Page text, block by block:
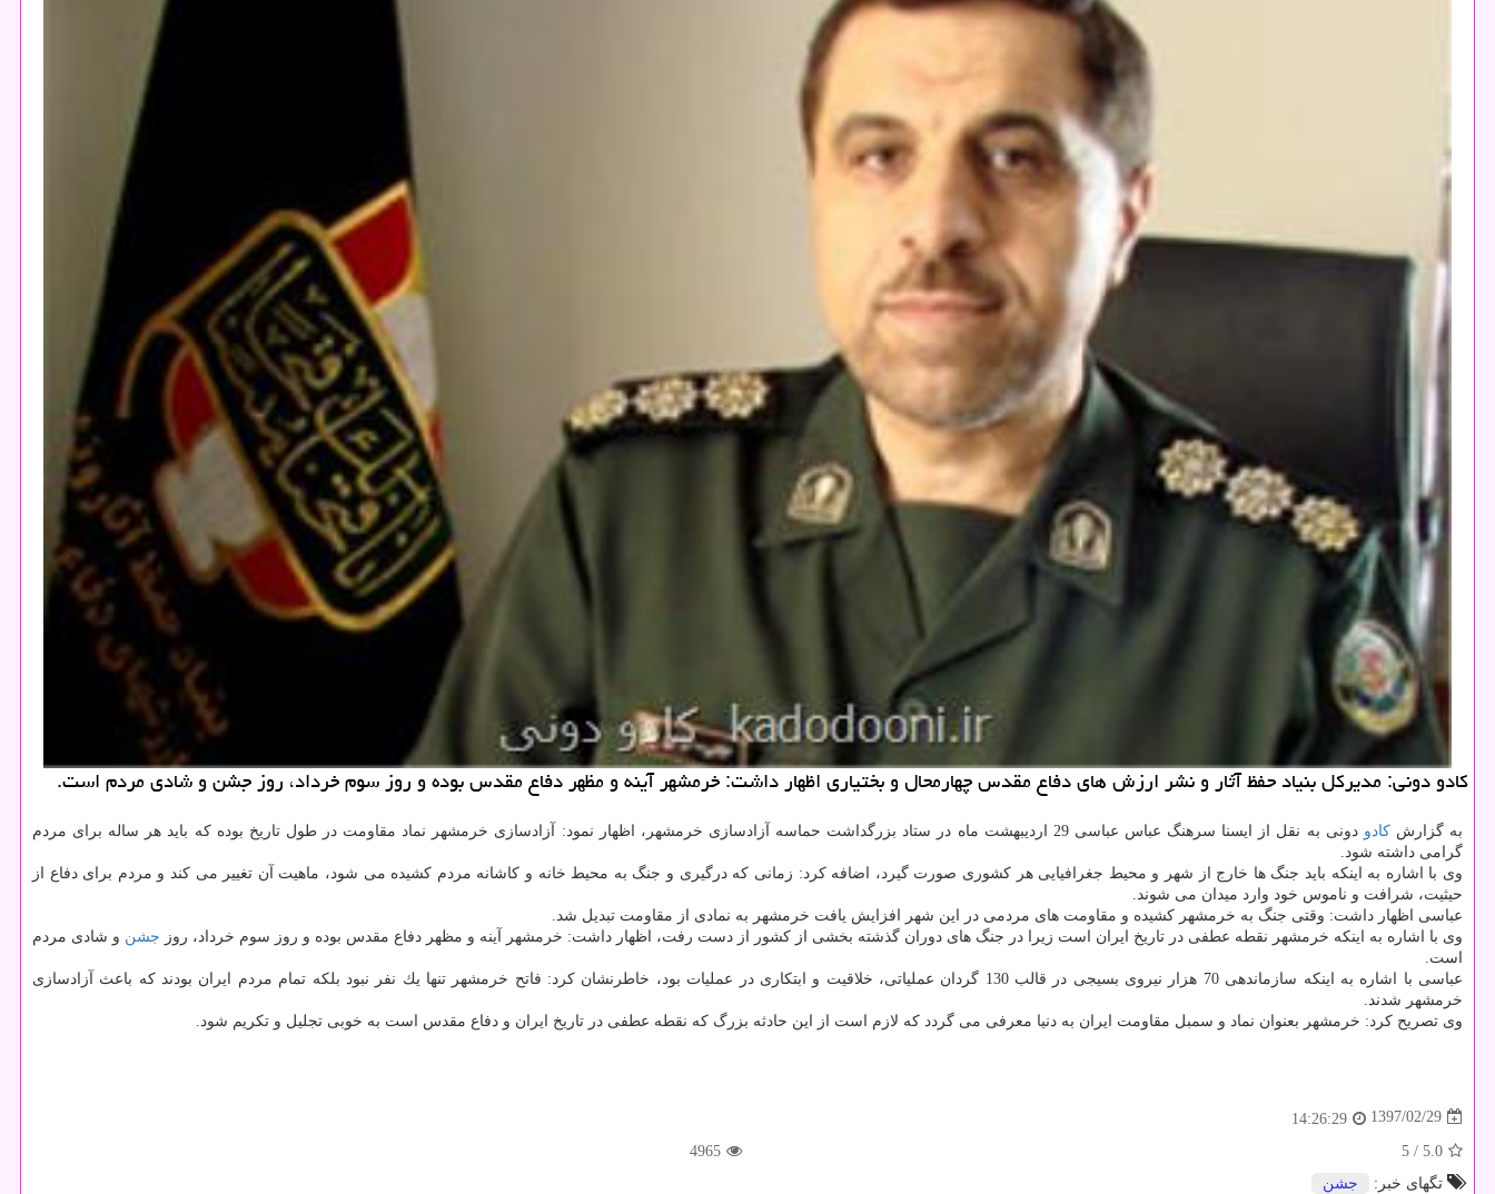
كادو دونی: مدیركل بنیاد حفظ آثار و نشر ارزش های دفاع مقدس چهارمحال و بختیاری اظهار داشت: خرمشهر آینه و مظهر دفاع مقدس بوده و روز سوم خرداد، روز جشن و شادی مردم است.
به گزارشكادو
دونی به نقل از ایسنا سرهنگ عباس عباسی 29 اردیبهشت ماه در ستاد بزرگداشت حماسه آزادسازی خرمشهر، اظهار نمود: آزادسازی خرمشهر نماد مقاومت در طول تاریخ بوده كه باید هر ساله برای مردم
گرامی داشته شود.
وی با اشاره به اینكه باید جنگ ها خارج از شهر و محیط جغرافیایی هر كشوری صورت گیرد، اضافه كرد: زمانی كه درگیری و جنگ به محیط خانه و كاشانه مردم كشیده می شود، ماهیت آن تغییر می كند و مردم برای دفاع از
حیثیت، شرافت و ناموس خود وارد میدان می شوند.
عباسی اظهار داشت: وقتی جنگ به خرمشهر كشیده و مقاومت های مردمی در این شهر افزایش یافت خرمشهر به نمادی از مقاومت تبدیل شد.
وی با اشاره به اینكه خرمشهر نقطه عطفی در تاریخ ایران است زیرا در جنگ های دوران گذشته بخشی از كشور از دست رفت، اظهار داشت: خرمشهر آینه و مظهر دفاع مقدس بوده و روز سوم خرداد، روز جشن و شادی مردم
است.
عباسی با اشاره به اینكه سازماندهی 70 هزار نیروی بسیجی در قالب 130 گردان عملیاتی، خلاقیت و ابتكاری در عملیات بود، خاطرنشان كرد: فاتح خرمشهر تنها یك نفر نبود بلكه تمام مردم ایران بودند كه باعث آزادسازی
خرمشهر شدند.
وی تصریح كرد: خرمشهر بعنوان نماد و سمبل مقاومت ایران به دنیا معرفی می گردد كه لازم است از این حادثه بزرگ كه نقطه عطفی در تاریخ ایران و دفاع مقدس است به خوبی تجلیل و تكریم شود.
1397/02/29
14:26:29
5.0
/ 5
4965
تگهای خبر:
جشن